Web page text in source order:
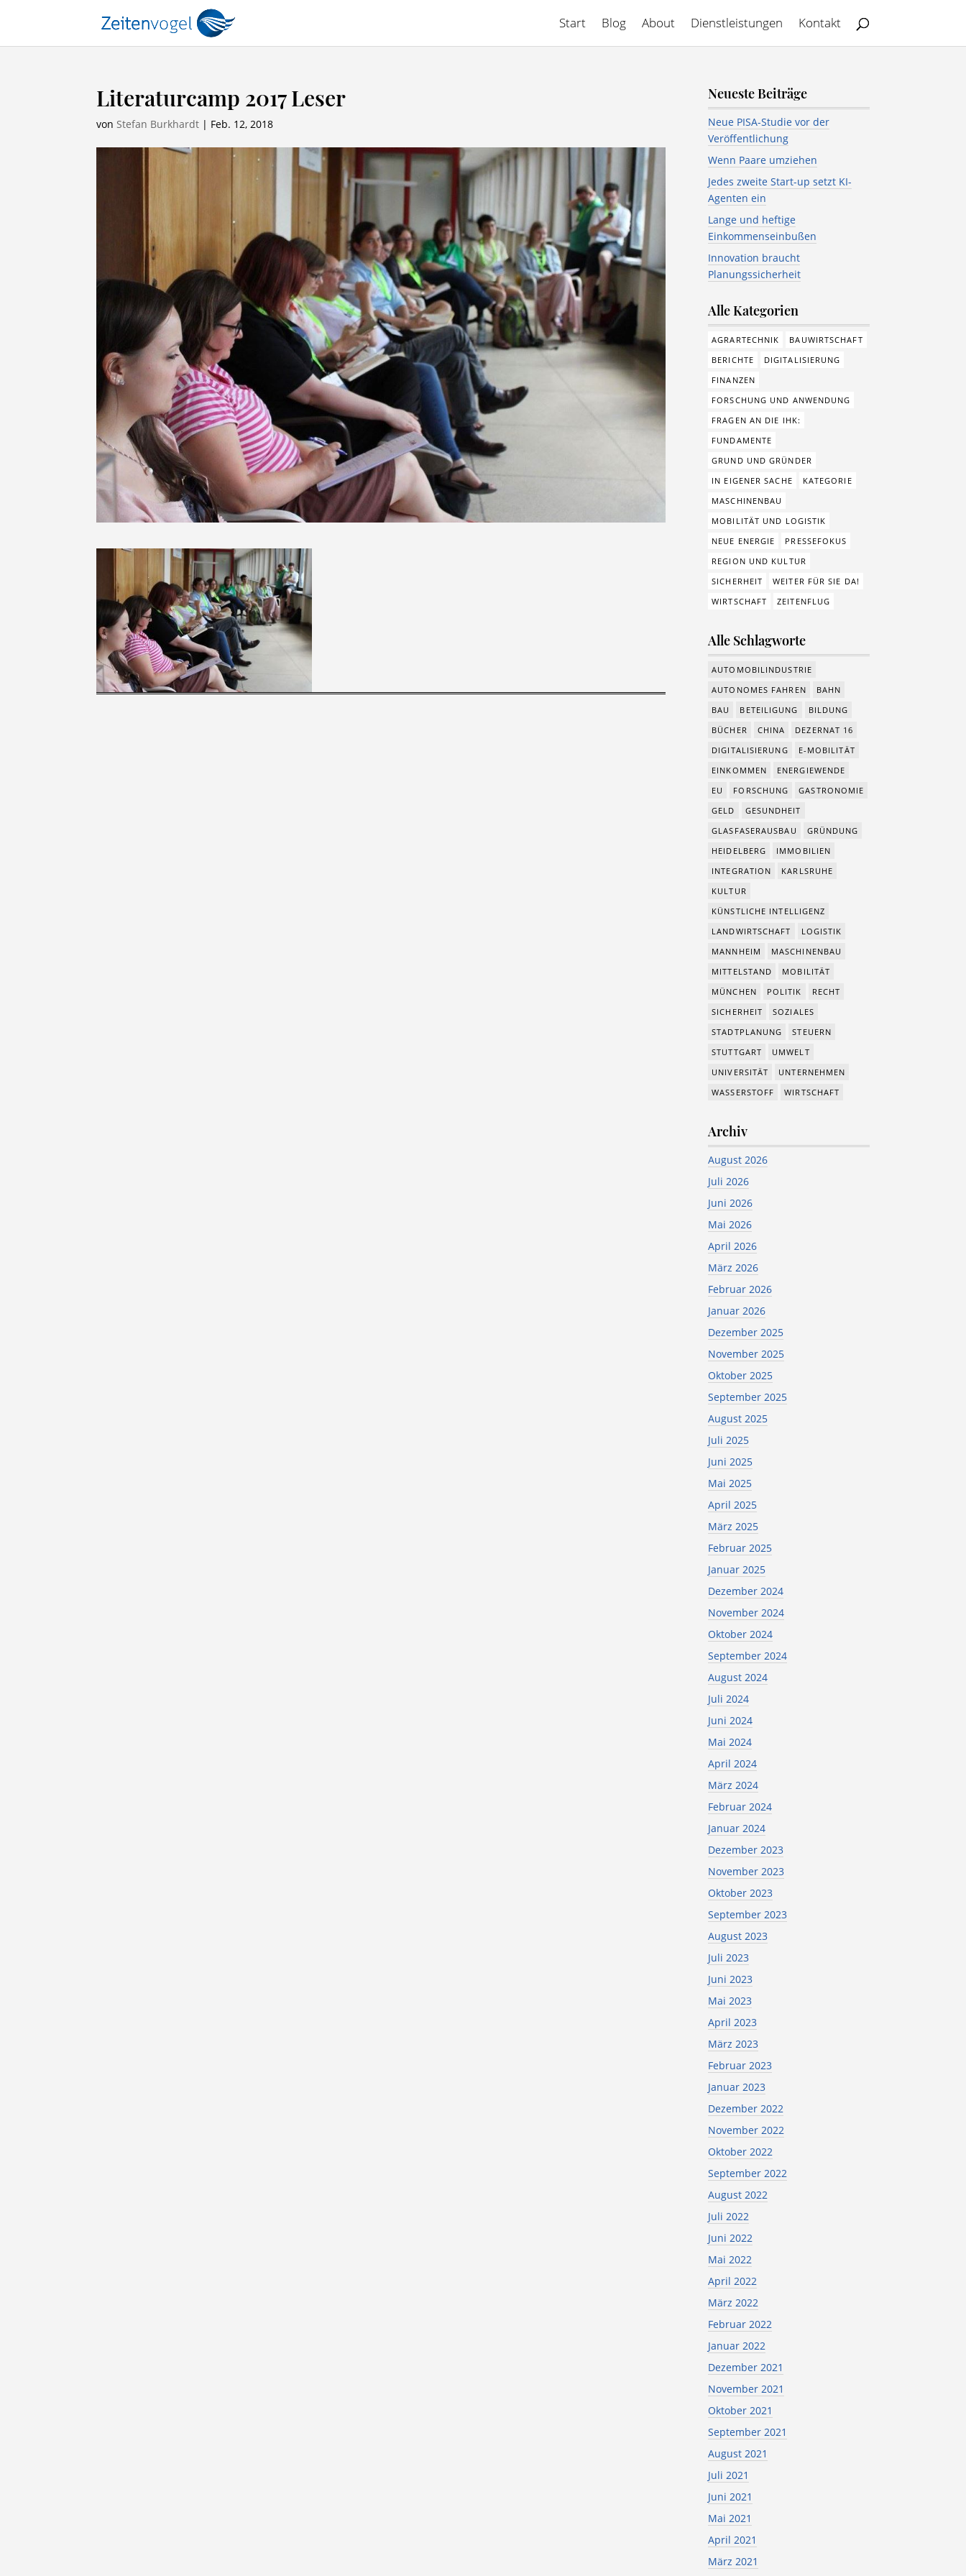
Start Blog About Dienstleistungen Kontakt
Literaturcamp 2017 Leser
vonStefan Burkhardt | Feb. 12, 2018
Neueste Beiträge
Neue PISA-Studie vor der
Veröffentlichung
Wenn Paare umziehen
Jedes zweite Start-up setzt KI-
Agenten ein
Lange und heftige
Einkommenseinbußen
Innovation braucht
Planungssicherheit
Alle Kategorien
AGRARTECHNIK
BAUWIRTSCHAFT
BERICHTE
DIGITALISIERUNG
FINANZEN
FORSCHUNG UND ANWENDUNG
FRAGEN AN DIE IHK:
FUNDAMENTE
GRUND UND GRÜNDER
IN EIGENER SACHE
KATEGORIE
MASCHINENBAU
MOBILITÄT UND LOGISTIK
NEUE ENERGIE
PRESSEFOKUS
REGION UND KULTUR
SICHERHEIT
WEITER FÜR SIE DA!
WIRTSCHAFT
ZEITENFLUG
Alle Schlagworte
AUTOMOBILINDUSTRIE
AUTONOMES FAHREN
BAHN
BAU
BETEILIGUNG
BILDUNG
BÜCHER
CHINA
DEZERNAT 16
DIGITALISIERUNG
E-MOBILITÄT
EINKOMMEN
ENERGIEWENDE
EU
FORSCHUNG
GASTRONOMIE
GELD
GESUNDHEIT
GLASFASERAUSBAU
GRÜNDUNG
HEIDELBERG
IMMOBILIEN
INTEGRATION
KARLSRUHE
KULTUR
KÜNSTLICHE INTELLIGENZ
LANDWIRTSCHAFT
LOGISTIK
MANNHEIM
MASCHINENBAU
MITTELSTAND
MOBILITÄT
MÜNCHEN
POLITIK
RECHT
SICHERHEIT
SOZIALES
STADTPLANUNG
STEUERN
STUTTGART
UMWELT
UNIVERSITÄT
UNTERNEHMEN
WASSERSTOFF
WIRTSCHAFT
Archiv
August 2026
Juli 2026
Juni 2026
Mai 2026
April 2026
März 2026
Februar 2026
Januar 2026
Dezember 2025
November 2025
Oktober 2025
September 2025
August 2025
Juli 2025
Juni 2025
Mai 2025
April 2025
März 2025
Februar 2025
Januar 2025
Dezember 2024
November 2024
Oktober 2024
September 2024
August 2024
Juli 2024
Juni 2024
Mai 2024
April 2024
März 2024
Februar 2024
Januar 2024
Dezember 2023
November 2023
Oktober 2023
September 2023
August 2023
Juli 2023
Juni 2023
Mai 2023
April 2023
März 2023
Februar 2023
Januar 2023
Dezember 2022
November 2022
Oktober 2022
September 2022
August 2022
Juli 2022
Juni 2022
Mai 2022
April 2022
März 2022
Februar 2022
Januar 2022
Dezember 2021
November 2021
Oktober 2021
September 2021
August 2021
Juli 2021
Juni 2021
Mai 2021
April 2021
März 2021